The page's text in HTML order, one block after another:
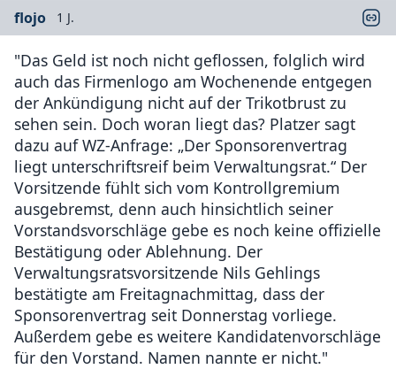
flojo 1 J.
"Das Geld ist noch nicht geflossen, folglich wird
auch das Firmenlogo am Wochenende entgegen
der Ankündigung nicht auf der Trikotbrust zu
sehen sein. Doch woran liegt das? Platzer sagt
dazu auf WZ-Anfrage: „Der Sponsorenvertrag
liegt unterschriftsreif beim Verwaltungsrat.“ Der
Vorsitzende fühlt sich vom Kontrollgremium
ausgebremst, denn auch hinsichtlich seiner
Vorstandsvorschläge gebe es noch keine offizielle
Bestätigung oder Ablehnung. Der
Verwaltungsratsvorsitzende Nils Gehlings
bestätigte am Freitagnachmittag, dass der
Sponsorenvertrag seit Donnerstag vorliege.
Außerdem gebe es weitere Kandidatenvorschläge
für den Vorstand. Namen nannte er nicht."